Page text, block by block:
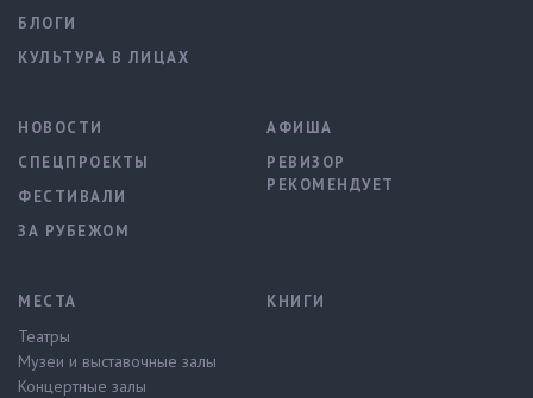
БЛОГИ
КУЛЬТУРА В ЛИЦАХ
НОВОСТИ
СПЕЦПРОЕКТЫ
ФЕСТИВАЛИ
ЗА РУБЕЖОМ
АФИША
РЕВИЗОР
РЕКОМЕНДУЕТ
МЕСТА
Театры
Музеи и выставочные залы
Концертные залы
КНИГИ